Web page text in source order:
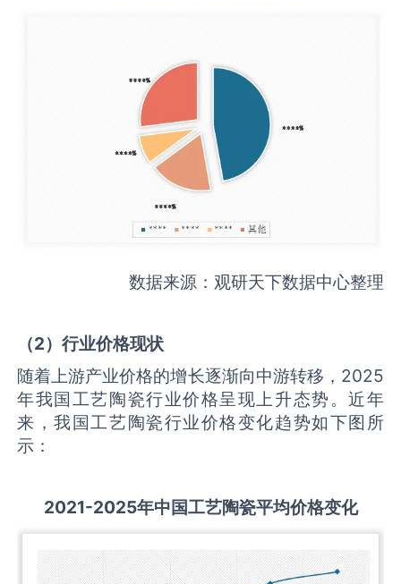
数据来源：观研天下数据中心整理
（2）行业价格现状
随着上游产业价格的增长逐渐向中游转移，2025
年我国工艺陶瓷行业价格呈现上升态势。近年
来，我国工艺陶瓷行业价格变化趋势如下图所
示：
2021-2025年中国工艺陶瓷平均价格变化